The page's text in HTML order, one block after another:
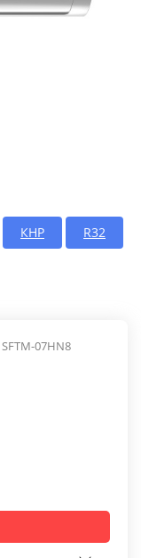
КНР R32
SFTM-07HN8